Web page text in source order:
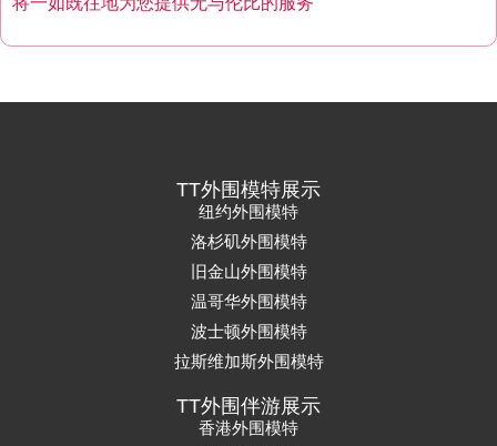
TT外围模特展示
纽约外围模特
洛杉矶外围模特
旧金山外围模特
温哥华外围模特
波士顿外围模特
拉斯维加斯外围模特
TT外围伴游展示
香港外围模特